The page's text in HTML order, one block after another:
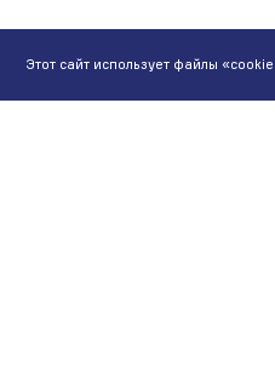
Этот сайт использует файлы